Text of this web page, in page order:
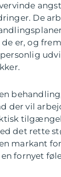
De
de er, og
der vil
det rette
markant
fornyet